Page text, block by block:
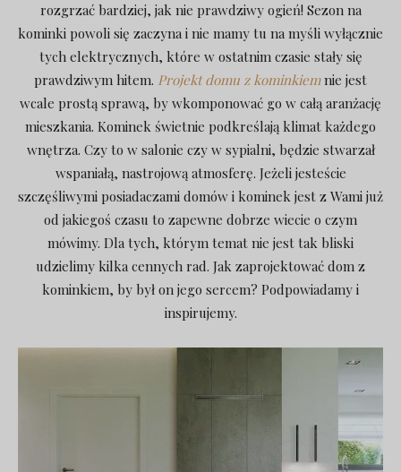
rozgrzać bardziej, jak nie prawdziwy ogień! Sezon na
kominki powoli się zaczyna i nie mamy tu na myśli wyłącznie
tych elektrycznych, które w ostatnim czasie stały się
prawdziwym hitem. Projekt domu z kominkiemnie jest
wcale prostą sprawą, by wkomponować go w całą aranżację
mieszkania. Kominek świetnie podkreślają klimat każdego
wnętrza. Czy to w salonie czy w sypialni, będzie stwarzał
wspaniałą, nastrojową atmosferę. Jeżeli jesteście
szczęśliwymi posiadaczami domów i kominek jest z Wami już
od jakiegoś czasu to zapewne dobrze wiecie o czym
mówimy. Dla tych, którym temat nie jest tak bliski
udzielimy kilka cennych rad. Jak zaprojektować dom z
kominkiem, by był on jego sercem? Podpowiadamy i
inspirujemy.